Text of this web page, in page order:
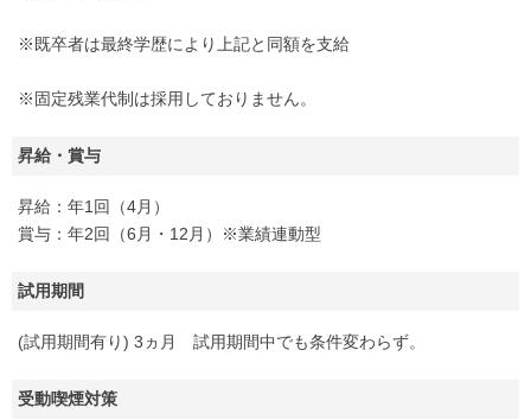
※既卒者は最終学歴により上記と同額を支給
※固定残業代制は採用しておりません。
昇給・賞与
昇給：年1回（4月）
賞与：年2回（6月・12月）※業績連動型
試用期間
(試用期間有り) 3ヵ月 試用期間中でも条件変わらず。
受動喫煙対策